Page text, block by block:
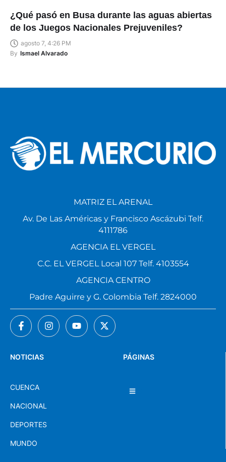
¿Qué pasó en Busa durante las aguas abiertas
de los Juegos Nacionales Prejuveniles?
agosto 7, 4:26 PM
By Ismael Alvarado
PÁGINAS
NOTICIAS
CUENCA
NACIONAL
DEPORTES
MUNDO
MATRIZ EL ARENAL
Av. De Las Américas y Francisco Ascázubi Telf.
4111786
AGENCIA EL VERGEL
C.C. EL VERGEL Local 107 Telf. 4103554
AGENCIA CENTRO
Padre Aguirre y G. Colombia Telf. 2824000